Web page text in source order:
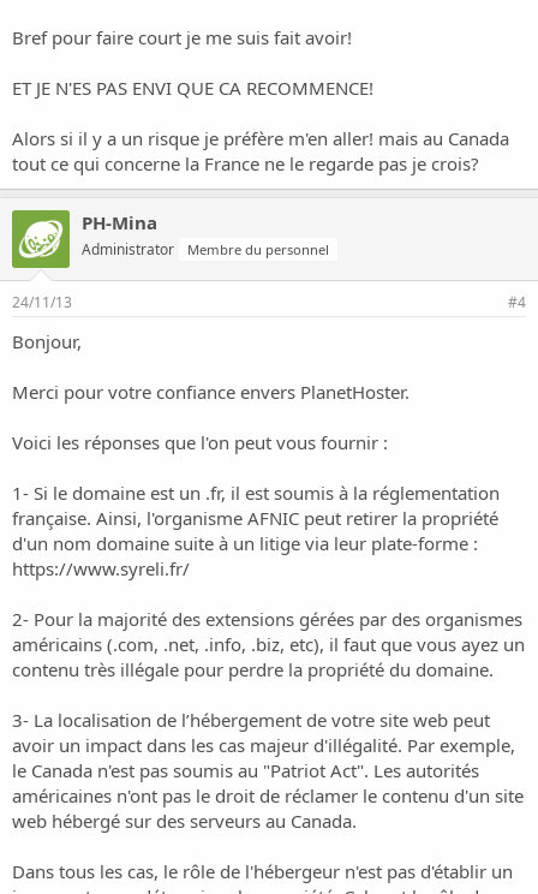
Bref pour faire court je me suis fait avoir!
ET JE N'ES PAS ENVI QUE CA RECOMMENCE!
Alors si il y a un risque je préfère m'en aller! mais au Canada
tout ce qui concerne la France ne le regarde pas je crois?
PH-Mina
Administrator Membre du personnel
24/11/13 #4
Bonjour,
Merci pour votre confiance envers PlanetHoster.
Voici les réponses que l'on peut vous fournir :
1- Si le domaine est un .fr, il est soumis à la réglementation
française. Ainsi, l'organisme AFNIC peut retirer la propriété
d'un nom domaine suite à un litige via leur plate-forme :
https://www.syreli.fr/
2- Pour la majorité des extensions gérées par des organismes
américains (.com, .net, .info, .biz, etc), il faut que vous ayez un
contenu très illégale pour perdre la propriété du domaine.
3- La localisation de l’hébergement de votre site web peut
avoir un impact dans les cas majeur d'illégalité. Par exemple,
le Canada n'est pas soumis au "Patriot Act". Les autorités
américaines n'ont pas le droit de réclamer le contenu d'un site
web hébergé sur des serveurs au Canada.
Dans tous les cas, le rôle de l'hébergeur n'est pas d'établir un